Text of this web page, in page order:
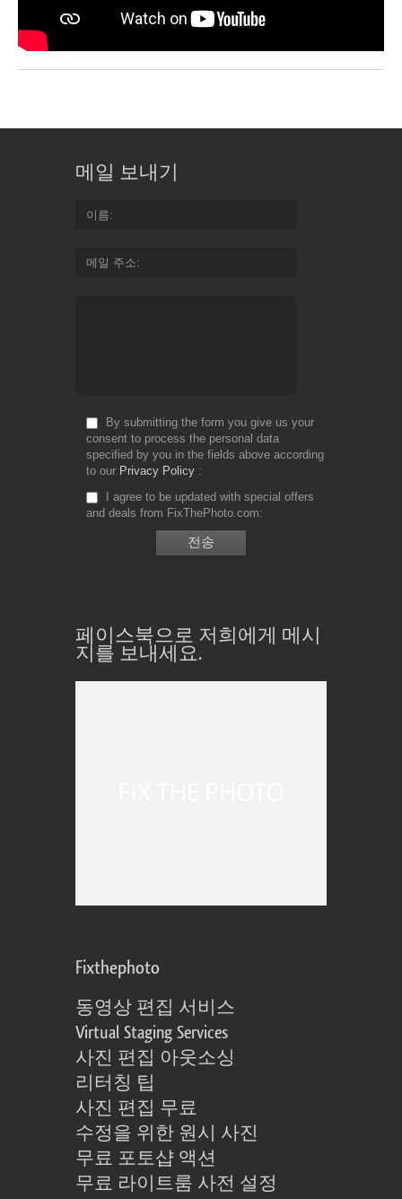
메일 보내기
이름
메일 주소
By submitting the form you give us your
consent to process the personal data
specified by you in the fields above according
to our Privacy Policy
I agree to be updated with special offers
and deals from FixThePhoto.com
페이스북으로 저희에게 메시
지를 보내세요.
Fixthephoto
동영상 편집 서비스
Virtual Staging Services
사진 편집 아웃소싱
리터칭 팁
사진 편집 무료
수정을 위한 원시 사진
무료 포토샵 액션
무료 라이트룸 사전 설정